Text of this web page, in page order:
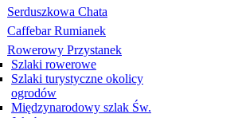
Serduszkowa Chata
Caffebar Rumianek
Rowerowy Przystanek
Szlaki rowerowe
Szlaki turystyczne okolicy
ogrodów
Międzynarodowy szlak Św.